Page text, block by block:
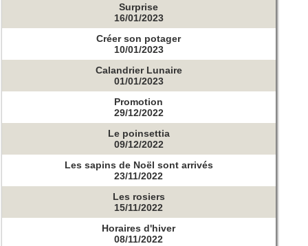
Surprise
16/01/2023
Créer son potager
10/01/2023
Calandrier Lunaire
01/01/2023
Promotion
29/12/2022
Le poinsettia
09/12/2022
Les sapins de Noël sont arrivés
23/11/2022
Les rosiers
15/11/2022
Horaires d'hiver
08/11/2022